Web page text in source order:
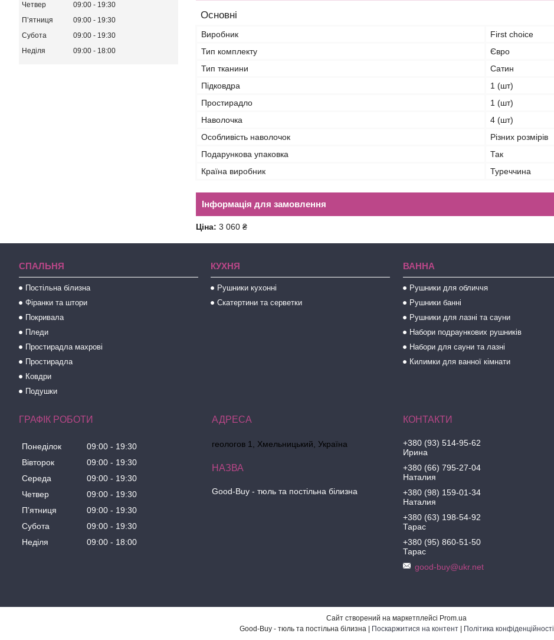
Основні
Виробник
First choice
Тип комплекту
Євро
Тип тканини
Сатин
Підковдра
1 (шт)
Простирадло
1 (шт)
Наволочка
4 (шт)
Особливість наволочок
Різних розмірів
Подарункова упаковка
Так
Країна виробник
Туреччина
Інформація для замовлення
Ціна: 3 060 ₴
Четвер
09:00
19:30
Пʼятниця
09:00
19:30
Субота
09:00
19:30
Неділя
09:00 18:00
СПАЛЬНЯ
Постільна білизна
Фіранки та штори
Покривала
Пледи
Простирадла махрові
Простирадла
Ковдри
Подушки
КУХНЯ
Рушники кухонні
Скатертини та серветки
ВАННА
Рушники для обличчя
Рушники банні
Рушники для лазні та сауни
Набори подраункових рушників
Набори для сауни та лазні
Килимки для ванної кімнати
ГРАФІК РОБОТИ
Понеділок 09:00
19:30
Вівторок
09:00
19:30
Середа
09:00
19:30
Четвер
09:00
19:30
Пʼятниця
09:00
19:30
Субота
09:00
19:30
Неділя
09:00 18:00
геологов 1, Хмельницький, Україна
Good-Buy - тюль та постільна білизна
+380 (93) 514-95-62
Ирина
+380 (66) 795-27-04
Наталия
+380 (98) 159-01-34
Наталия
+380 (63) 198-54-92
Тарас
+380 (95) 860-51-50
Тарас
good-buy@ukr.net
Сайт створений на маркетплейсі Prom.ua
Поскаржитися на контент Політика конфіденційності